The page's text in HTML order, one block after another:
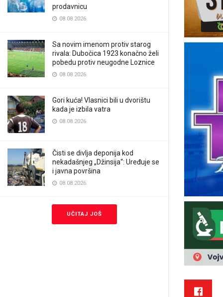
prodavnicu
08.08.2026.
Sa novim imenom protiv starog
rivala: Dubočica 1923 konačno želi
pobedu protiv neugodne Loznice
08.08.2026.
Gori kuća! Vlasnici bili u dvorištu
kada je izbila vatra
08.08.2026.
Čisti se divlja deponija kod
nekadašnjeg „Džinsija“: Uređuje se
i javna površina
08.08.2026.
UČITAJ JOŠ